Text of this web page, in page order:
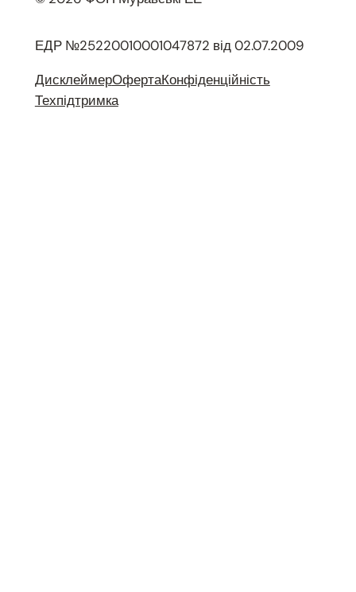
ЕДР №25220010001047872 від 02.07.2009
ДисклеймерОфертаКонфіденційність
Техпідтримка